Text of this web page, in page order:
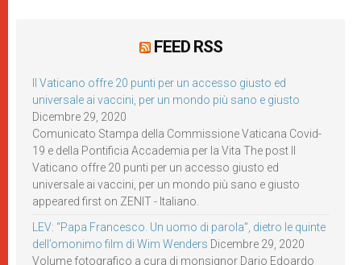
FEED RSS
Il Vaticano offre 20 punti per un accesso giusto ed
universale ai vaccini, per un mondo più sano e giusto
Dicembre 29, 2020
Comunicato Stampa della Commissione Vaticana Covid-
19 e della Pontificia Accademia per la Vita The post Il
Vaticano offre 20 punti per un accesso giusto ed
universale ai vaccini, per un mondo più sano e giusto
appeared first on ZENIT - Italiano.
LEV: “Papa Francesco. Un uomo di parola”, dietro le quinte
dell’omonimo film di Wim Wenders Dicembre 29, 2020
Volume fotografico a cura di monsignor Dario Edoardo